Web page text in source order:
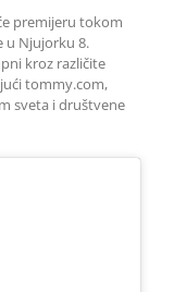
premijeru tokom
u Njujorku 8.
kroz različite
tommy.com,
sveta i društvene